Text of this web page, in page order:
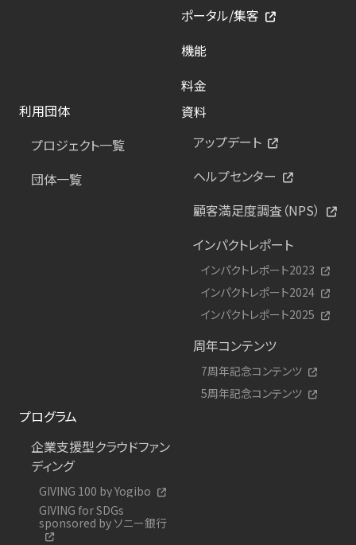
ポータル/集客
機能
料金
利用団体
プロジェクト一覧
団体一覧
資料
アップデート
ヘルプセンター
顧客満足度調査（NPS）
インパクトレポート
インパクトレポート2023
インパクトレポート2024
インパクトレポート2025
周年コンテンツ
7周年記念コンテンツ
5周年記念コンテンツ
プログラム
企業支援型クラウドファン
ディング
GIVING 100 by Yogibo
GIVING for SDGs
sponsored by ソニー銀行